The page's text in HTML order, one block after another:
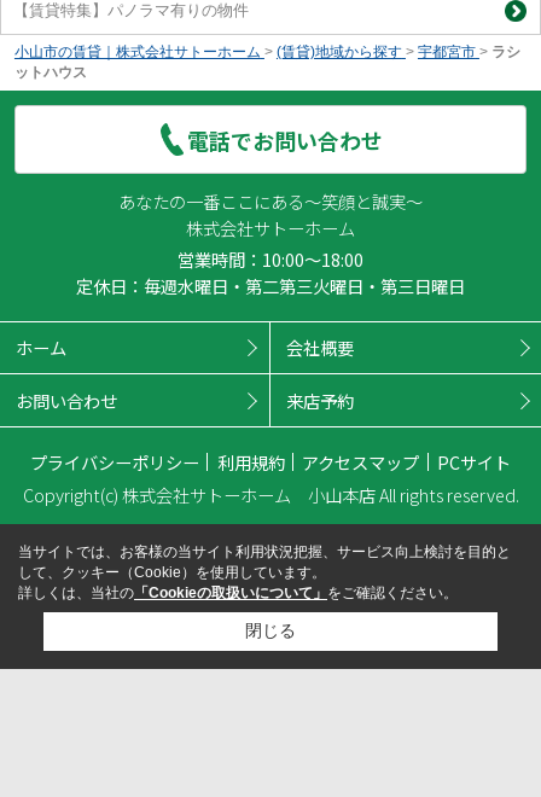
【賃貸特集】パノラマ有りの物件
小山市の賃貸｜株式会社サトーホーム > (賃貸)地域から探す > 宇都宮市 > ラシ
ットハウス
電話でお問い合わせ
あなたの一番ここにある～笑顔と誠実～
株式会社サトーホーム
営業時間：10:00～18:00
定休日：毎週水曜日・第二第三火曜日・第三日曜日
ホーム 会社概要
お問い合わせ 来店予約
プライバシーポリシー 利用規約 アクセスマップ
PCサイト
Copyright(c) 株式会社サトーホーム 小山本店 All rights reserved.
当サイトでは、お客様の当サイト利用状況把握、サービス向上検討を目的と
して、クッキー（Cookie）を使用しています。
詳しくは、当社の 「Cookieの取扱いについて」 をご確認ください。
閉じる